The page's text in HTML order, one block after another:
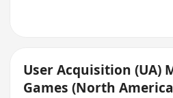
User Acquisition (UA)
Games (North